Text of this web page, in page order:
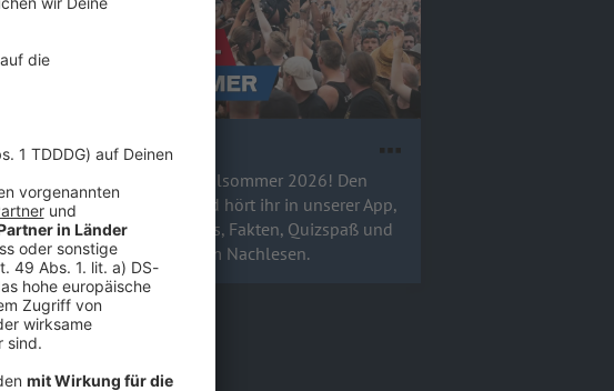
dpa
Festivalsommer
Rockt den Festivalsommer 2026! Den
passenden Sound hört ihr in unserer App,
alle Festival-Infos, Fakten, Quizspaß und
findet ihr hier zum Nachlesen.
(UK)